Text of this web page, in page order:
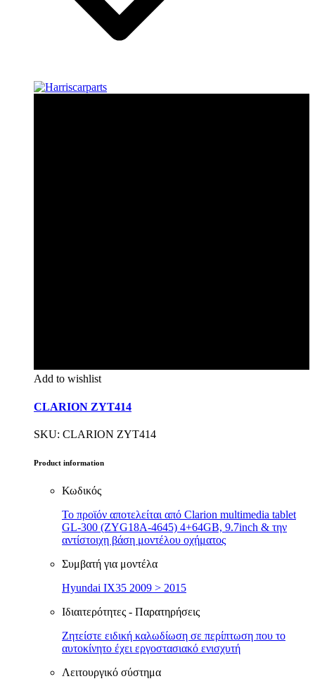
Add to wishlist
CLARION ZYT414
SKU: CLARION ZYT414
Product information
Κωδικός
Το προϊόν αποτελείται από Clarion multimedia tablet
GL-300 (ZYG18A-4645) 4+64GB, 9.7inch & την
αντίστοιχη βάση μοντέλου οχήματος
Συμβατή για μοντέλα
Hyundai IX35 2009 > 2015
Ιδιαιτερότητες - Παρατηρήσεις
Ζητείστε ειδική καλωδίωση σε περίπτωση που το
αυτοκίνητο έχει εργοστασιακό ενισχυτή
Λειτουργικό σύστημα